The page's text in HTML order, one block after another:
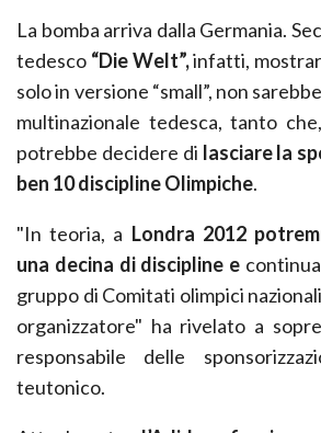
La bomba arriva dalla Germania.
tedesco “Die Welt”,infatti,
solo in versione “small”, non
multinazionale tedesca, tanto
potrebbe decidere di lasciare la
ben 10 discipline Olimpiche.
"In teoria, a Londra 2012
una decina di discipline e
gruppo di Comitati olimpici
organizzatore" ha rivelato a
responsabile delle
teutonico.